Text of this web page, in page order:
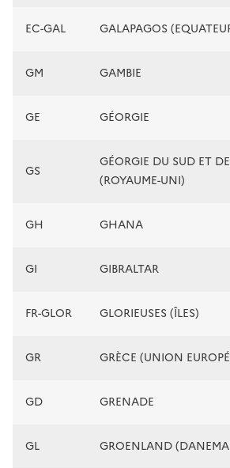
EC-GAL GALAPAGOS
GM GAMBIE
GE GÉORGIE
GS
GÉORGIE DU SUD ET
(ROYAUME-UNI)
GH GHANA
GI GIBRALTAR
FR-GLOR GLORIEUSES (ÎLES)
GR GRÈCE (UNION
GD GRENADE
GL GROENLAND